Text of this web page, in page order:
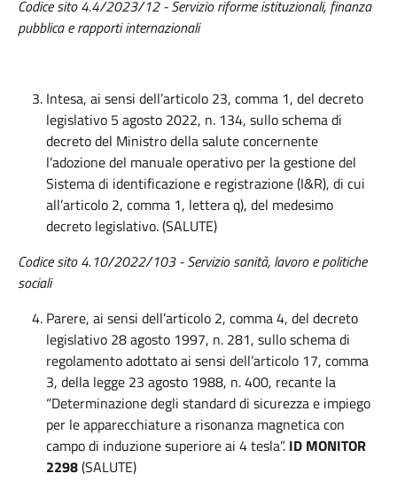
Codice sito 4.4/2023/12 - Servizio riforme istituzionali, finanza
pubblica e rapporti internazionali
Intesa, ai sensi dell’articolo 23, comma 1, del decreto
legislativo 5 agosto 2022, n. 134, sullo schema di
decreto del Ministro della salute concernente
l’adozione del manuale operativo per la gestione del
Sistema di identificazione e registrazione (I&R), di cui
all’articolo 2, comma 1, lettera q), del medesimo
decreto legislativo. (SALUTE)
Codice sito 4.10/2022/103 - Servizio sanità, lavoro e politiche
sociali
Parere, ai sensi dell’articolo 2, comma 4, del decreto
legislativo 28 agosto 1997, n. 281, sullo schema di
regolamento adottato ai sensi dell’articolo 17, comma
3, della legge 23 agosto 1988, n. 400, recante la
“Determinazione degli standard di sicurezza e impiego
per le apparecchiature a risonanza magnetica con
campo di induzione superiore ai 4 tesla”. ID MONITOR
2298(SALUTE)